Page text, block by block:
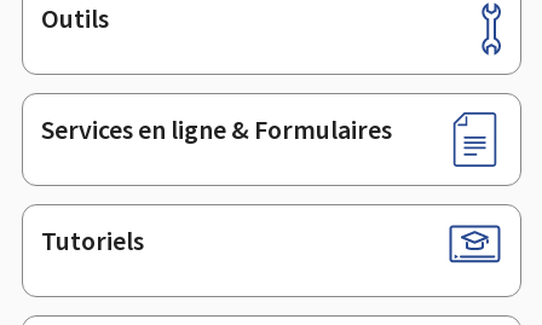
Pied
de
page
Outils
Services en ligne & Formulaires
Tutoriels